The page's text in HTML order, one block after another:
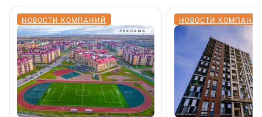
НОВОСТИ КОМПАНИЙ НОВОСТИ